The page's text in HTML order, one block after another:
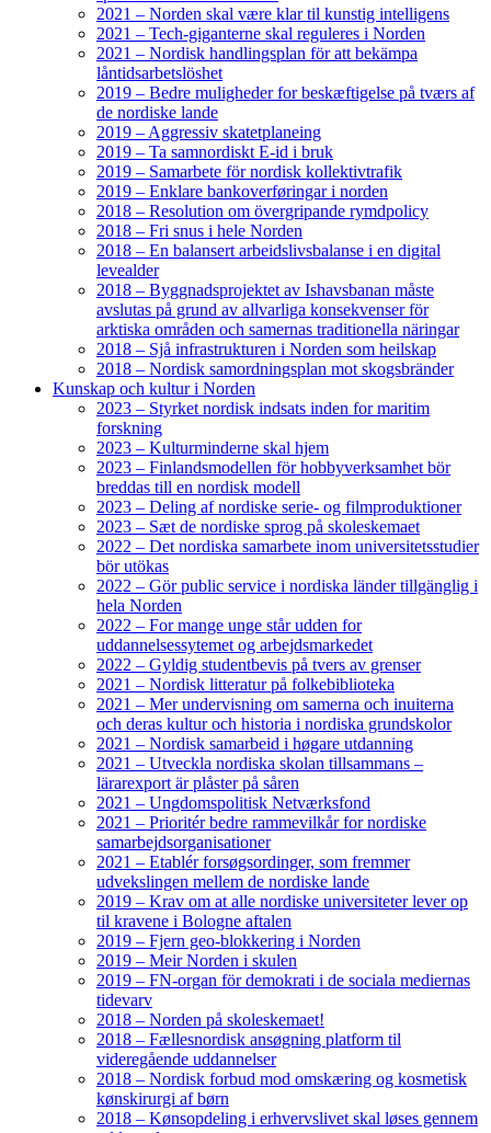
2021 – Norden skal være klar til kunstig intelligens
2021 – Tech-giganterne skal reguleres i Norden
2021 – Nordisk handlingsplan för att bekämpa
låntidsarbetslöshet
2019 – Bedre muligheder for beskæftigelse på tværs af
de nordiske lande
2019 – Aggressiv skatetplaneing
2019 – Ta samnordiskt E-id i bruk
2019 – Samarbete för nordisk kollektivtrafik
2019 – Enklare bankoverføringar i norden
2018 – Resolution om övergripande rymdpolicy
2018 – Fri snus i hele Norden
2018 – En balansert arbeidslivsbalanse i en digital
levealder
2018 – Byggnadsprojektet av Ishavsbanan måste
avslutas på grund av allvarliga konsekvenser för
arktiska områden och samernas traditionella näringar
2018 – Sjå infrastrukturen i Norden som heilskap
2018 – Nordisk samordningsplan mot skogsbränder
Kunskap och kultur i Norden
2023 – Styrket nordisk indsats inden for maritim
forskning
2023 – Kulturminderne skal hjem
2023 – Finlandsmodellen för hobbyverksamhet bör
breddas till en nordisk modell
2023 – Deling af nordiske serie- og filmproduktioner
2023 – Sæt de nordiske sprog på skoleskemaet
2022 – Det nordiska samarbete inom universitetsstudier
bör utökas
2022 – Gör public service i nordiska länder tillgänglig i
hela Norden
2022 – For mange unge står udden for
uddannelsessytemet og arbejdsmarkedet
2022 – Gyldig studentbevis på tvers av grenser
2021 – Nordisk litteratur på folkebiblioteka
2021 – Mer undervisning om samerna och inuiterna
och deras kultur och historia i nordiska grundskolor
2021 – Nordisk samarbeid i høgare utdanning
2021 – Utveckla nordiska skolan tillsammans –
lärarexport är plåster på såren
2021 – Ungdomspolitisk Netværksfond
2021 – Prioritér bedre rammevilkår for nordiske
samarbejdsorganisationer
2021 – Etablér forsøgsordinger, som fremmer
udvekslingen mellem de nordiske lande
2019 – Krav om at alle nordiske universiteter lever op
til kravene i Bologne aftalen
2019 – Fjern geo-blokkering i Norden
2019 – Meir Norden i skulen
2019 – FN-organ för demokrati i de sociala mediernas
tidevarv
2018 – Norden på skoleskemaet!
2018 – Fællesnordisk ansøgning platform til
videregående uddannelser
2018 – Nordisk forbud mod omskæring og kosmetisk
kønskirurgi af børn
2018 – Kønsopdeling i erhvervslivet skal løses gennem